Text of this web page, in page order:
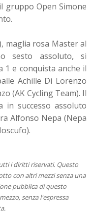
gruppo Open Simone
maglia rosa Master al
sesto assoluto, si
1 e conquista anche il
Achille Di Lorenzo
(AK Cycling Team). Il
in successo assoluto
Alfonso Nepa (Nepa
i diritti riservati. Questo
con altri mezzi senza una
pubblica di questo
senza l'espressa